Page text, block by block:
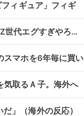
フィギュア」フィギ
世代エグすぎやろ…
マホを6年毎に買い
気取るＡ子。海外へ
の逆鱗に触れた結
」（海外の反応）